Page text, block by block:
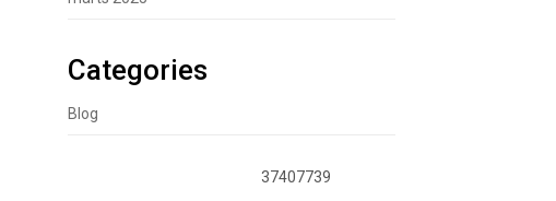
Categories
Blog
37407739